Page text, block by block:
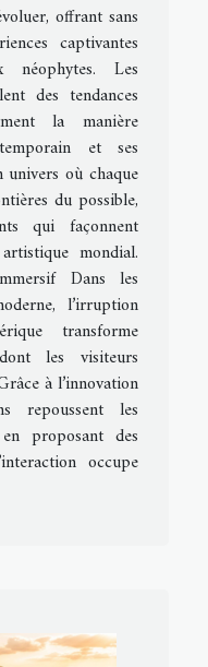
offrant sans
captivantes
Les
des tendances
la manière
et ses
univers où chaque
du possible,
qui façonnent
mondial.
Dans les
l’irruption
transforme
les visiteurs
à l’innovation
repoussent les
proposant des
occupe